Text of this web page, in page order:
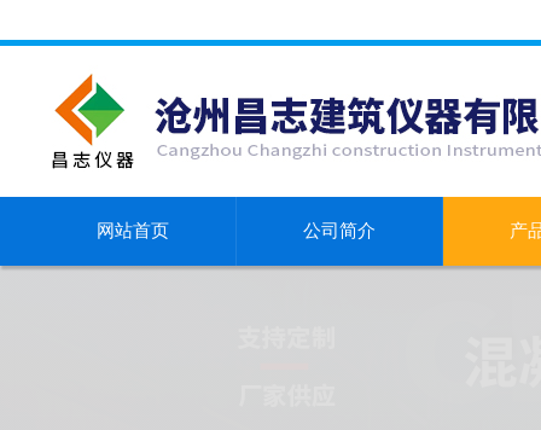
网站首页 公司简介 产